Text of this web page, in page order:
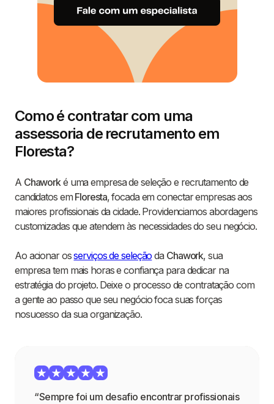
Como é contratar com uma
assessoria de recrutamento em
Floresta?
A Chaworké uma empresa de seleção e recrutamento de
candidatos em Floresta, focada em conectar empresas aos
maiores profissionais da cidade. Providenciamos abordagens
customizadas que atendem às necessidades do seu negócio.
Ao acionar osserviços de seleção da Chawork, sua
empresa tem mais horas e confiança para dedicar na
estratégia do projeto. Deixe o processo de contratação com
a gente ao passo que seu negócio foca suas forças
nosucesso da sua organização.
“Sempre foi um desafio encontrar profissionais